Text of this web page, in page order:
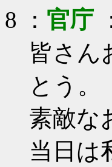
8 ： 官庁
皆さん
とう。
素敵な
当日は